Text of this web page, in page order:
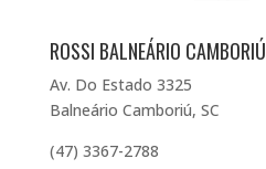
ROSSI BALNEÁRIO CAMBORIÚ
Av. Do Estado 3325
Balneário Camboriú, SC
(47) 3367-2788